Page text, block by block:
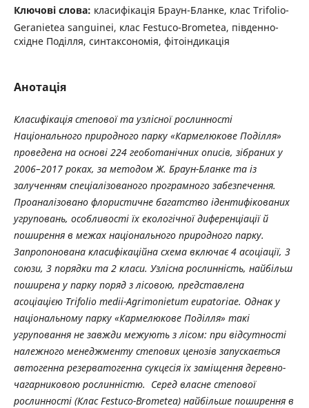
Ключові слова: класифікація Браун-Бланке, клас Trifolio-
Geranietea sanguinei, клас Festuco-Brometea, південно-
східне Поділля, синтаксономія, фітоіндикація
Анотація
Класифікація степової та узлісної рослинності
Національного природного парку «Кармелюкове Поділля»
проведена на основі 224 геоботанічних описів, зібраних у
2006–2017 роках, за методом Ж. Браун-Бланке та із
залученням спеціалізованого програмного забезпечення.
Проаналізовано флористичне багатство ідентифікованих
угруповань, особливості їх екологічної диференціації й
поширення в межах національного природного парку.
Запропонована класифікаційна схема включає 4 асоціації, 3
союзи, 3 порядки та 2 класи. Узлісна рослинність, найбільш
поширена у парку поряд з лісовою, представлена
асоціацією Trifolio medii-Agrimonietum eupatoriae. Однак у
національному парку «Кармелюкове Поділля» такі
угруповання не завжди межують з лісом: при відсутності
належного менеджменту степових ценозів запускається
автогенна резерватогенна сукцесія їх заміщення деревно-
чагарниковою рослинністю. Серед власне степової
рослинності (Клас Festuco-Brometea) найбільше поширення в